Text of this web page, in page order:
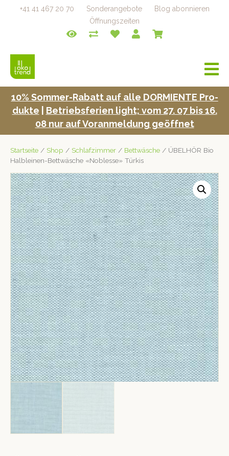
+41 41 467 20 70 Sonderangebote
Blog abonnieren
Öffnungszeiten
a
v
i
10% Som­mer-Rabatt auf alle DORMIENTE Pro­
duk­te
Betrieb­s­fe­rien light; vom 27. 07 bis 16.
08 nur auf Voran­mel­dung geöffnet
Startseite / Shop / Schlafzimmer / Bettwäsche / ÜBELHÖR Bio
Halbleinen-Bettwäsche «Noblesse» Türkis